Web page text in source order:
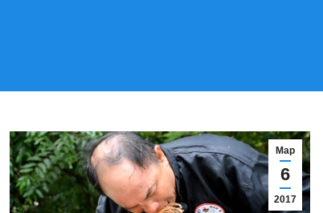
Мар
6
2017